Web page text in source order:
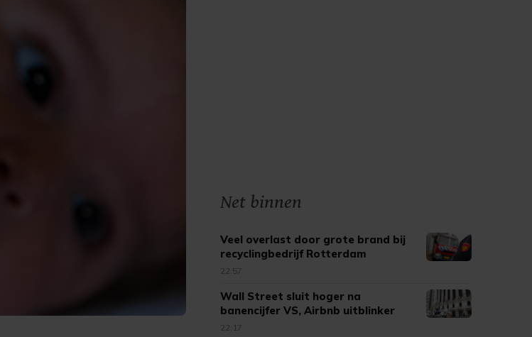
Net binnen
Veel overlast door grote brand bij
recyclingbedrijf Rotterdam
22:57
Wall Street sluit hoger na
banencijfer VS, Airbnb uitblinker
22:17